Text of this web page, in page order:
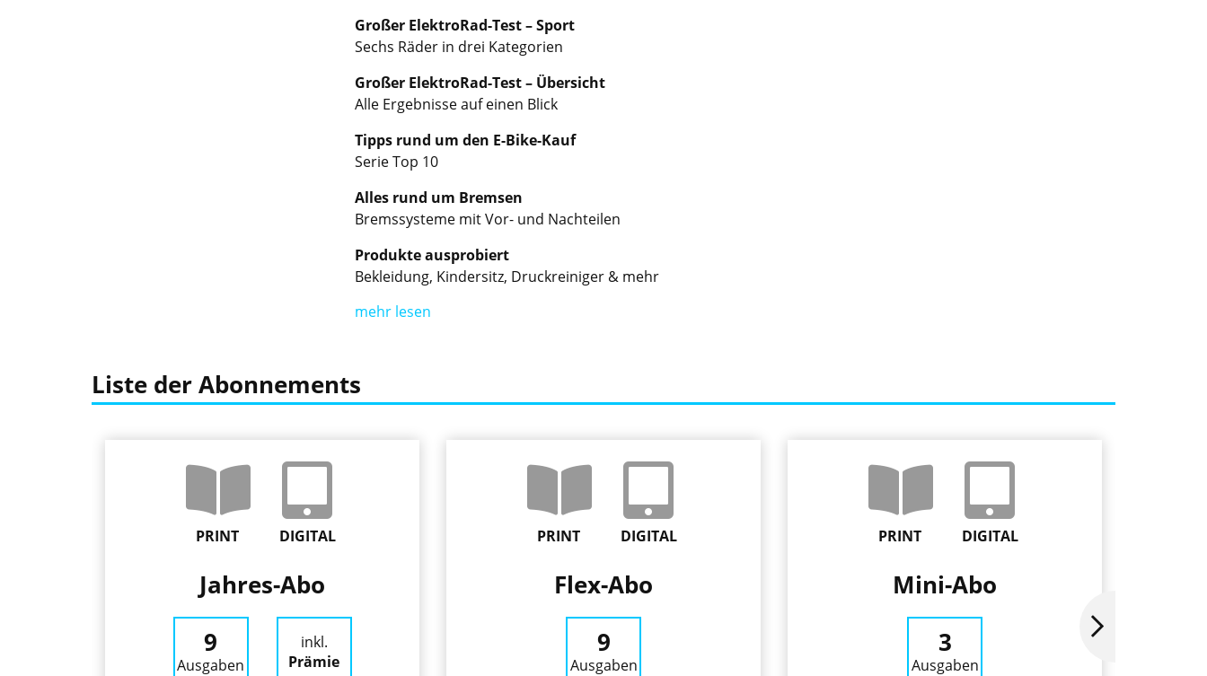
Großer ElektroRad-Test – Sport
Sechs Räder in drei Kategorien
Großer ElektroRad-Test – Übersicht
Alle Ergebnisse auf einen Blick
Tipps rund um den E-Bike-Kauf
Serie Top 10
Alles rund um Bremsen
Bremssysteme mit Vor- und Nachteilen
Produkte ausprobiert
Bekleidung, Kindersitz, Druckreiniger & mehr
mehr lesen
Liste der Abonnements
PRINT DIGITAL
Jahres-Abo
9
Ausgaben
inkl.
Prämie
PRINT DIGITAL
Flex-Abo
9
Ausgaben
PRINT DIGITAL
Mini-Abo
3
Ausgaben